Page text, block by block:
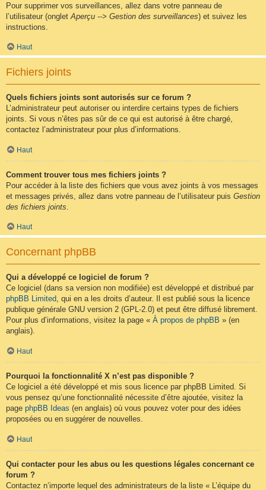
Pour supprimer vos surveillances, allez dans votre panneau de
l’utilisateur (onglet Aperçu --> Gestion des surveillances) et suivez les
instructions.
Haut
Fichiers joints
Quels fichiers joints sont autorisés sur ce forum ?
L’administrateur peut autoriser ou interdire certains types de fichiers
joints. Si vous n’êtes pas sûr de ce qui est autorisé à être chargé,
contactez l’administrateur pour plus d’informations.
Haut
Comment trouver tous mes fichiers joints ?
Pour accéder à la liste des fichiers que vous avez joints à vos messages
et messages privés, allez dans votre panneau de l’utilisateur puis Gestion
des fichiers joints
Haut
Concernant phpBB
Qui a développé ce logiciel de forum ?
Ce logiciel (dans sa version non modifiée) est développé et distribué par
phpBB Limited, qui en a les droits d’auteur. Il est publié sous la licence
publique générale GNU version 2 (GPL-2.0) et peut être diffusé librement.
Pour plus d’informations, visitez la page « À propos de phpBB » (en
anglais).
Haut
Pourquoi la fonctionnalité X n’est pas disponible ?
Ce logiciel a été développé et mis sous licence par phpBB Limited. Si
vous pensez qu’une fonctionnalité nécessite d’être ajoutée, visitez la
page phpBB Ideas (en anglais) où vous pouvez voter pour des idées
proposées ou en suggérer de nouvelles.
Haut
Qui contacter pour les abus ou les questions légales concernant ce
forum ?
Contactez n’importe lequel des administrateurs de la liste « L’équipe du